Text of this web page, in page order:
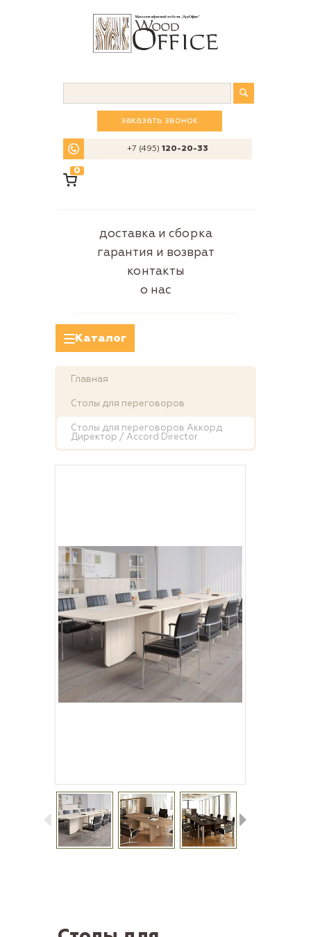
заказать звонок
+7 (495)120-20-33
0
доставка и сборка
гарантия и возврат
контакты
о нас
Каталог
Главная
Столы для переговоров
Столы для переговоров Аккорд
Директор / Accord Director